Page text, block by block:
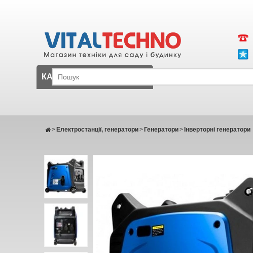
КАТАЛОГ
Електростанції, генератори
> Генератори
> Інверторні генератори
>